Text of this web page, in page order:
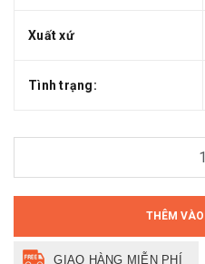
Xuất xứ
Tình trạng:
THÊM
GIAO HÀNG MIỄN PHÍ